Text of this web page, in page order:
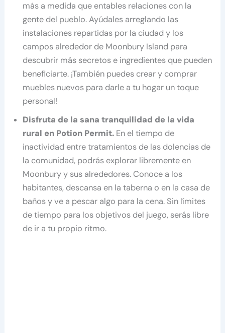
más a medida que entables relaciones con la
gente del pueblo. Ayúdales arreglando las
instalaciones repartidas por la ciudad y los
campos alrededor de Moonbury Island para
descubrir más secretos e ingredientes que pueden
beneficiarte. ¡También puedes crear y comprar
muebles nuevos para darle a tu hogar un toque
personal!
Disfruta de la sana tranquilidad de la vida
rural en Potion Permit. En el tiempo de
inactividad entre tratamientos de las dolencias de
la comunidad, podrás explorar libremente en
Moonbury y sus alrededores. Conoce a los
habitantes, descansa en la taberna o en la casa de
baños y ve a pescar algo para la cena. Sin límites
de tiempo para los objetivos del juego, serás libre
de ir a tu propio ritmo.